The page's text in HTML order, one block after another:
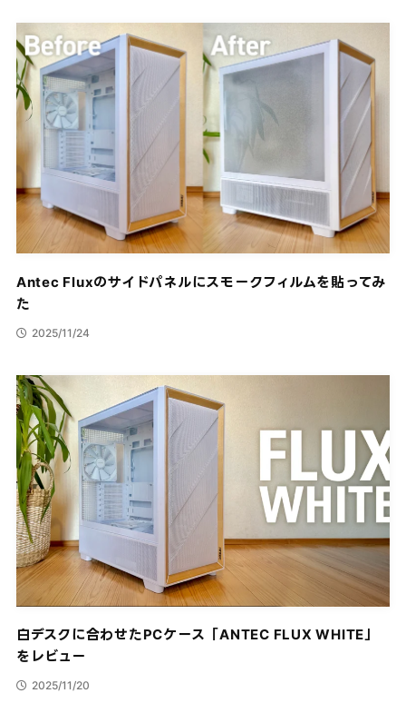
Antec Fluxのサイドパネルにスモークフィルムを貼ってみ
た
2025/11/24
白デスクに合わせたPCケース「ANTEC FLUX WHITE」
をレビュー
2025/11/20